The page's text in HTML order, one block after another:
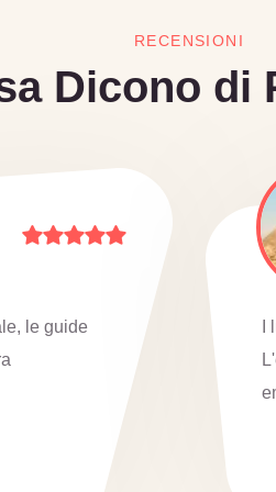
RECENSIONI
Dicono di
e magici.